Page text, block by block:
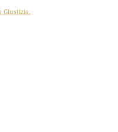
Giustizia.